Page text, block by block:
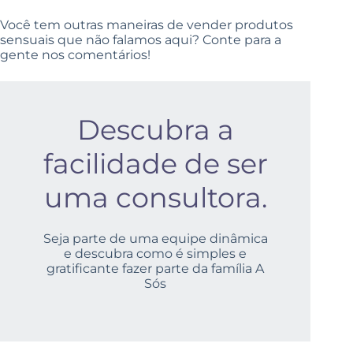
Você tem outras maneiras de vender produtos
sensuais que não falamos aqui? Conte para a
gente nos comentários!
Descubra a
facilidade de ser
uma consultora.
Seja parte de uma equipe dinâmica
e descubra como é simples e
gratificante fazer parte da família A
Sós